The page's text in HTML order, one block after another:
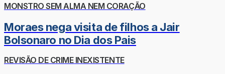
MONSTRO SEM ALMA NEM CORAÇÃO
Moraes nega visita de filhos a Jair
Bolsonaro no Dia dos Pais
REVISÃO DE CRIME INEXISTENTE